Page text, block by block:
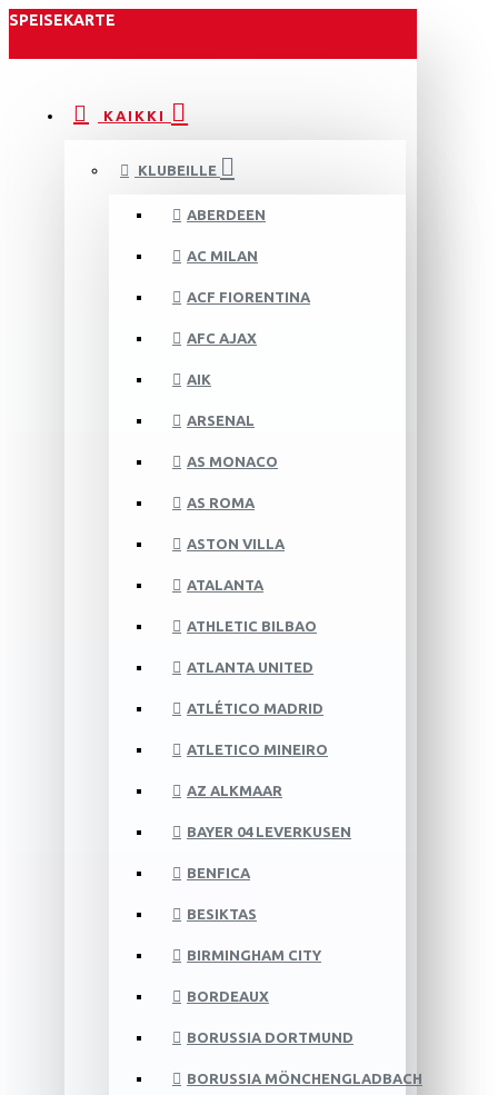
SPEISEKARTE
KAIKKI
KLUBEILLE
ABERDEEN
AC MILAN
ACF FIORENTINA
AFC AJAX
AIK
ARSENAL
AS MONACO
AS ROMA
ASTON VILLA
ATALANTA
ATHLETIC BILBAO
ATLANTA UNITED
ATLÉTICO MADRID
ATLETICO MINEIRO
AZ ALKMAAR
BAYER 04 LEVERKUSEN
BENFICA
BESIKTAS
BIRMINGHAM CITY
BORDEAUX
BORUSSIA DORTMUND
BORUSSIA MÖNCHENGLADBACH